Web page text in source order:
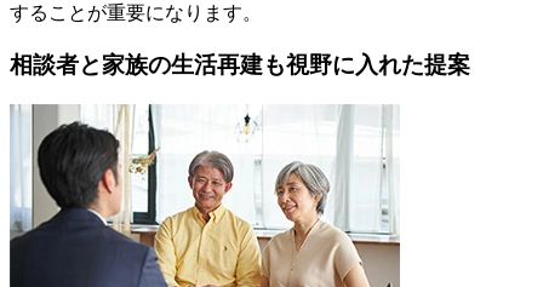
することが重要になります。
相談者と家族の生活再建も視野に入れた提案